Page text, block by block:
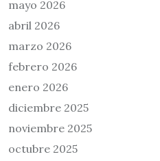
mayo 2026
abril 2026
marzo 2026
febrero 2026
enero 2026
diciembre 2025
noviembre 2025
octubre 2025